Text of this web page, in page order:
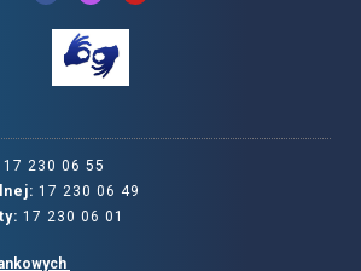
17 230 06 55
17 230 06 49
17 230 06 01